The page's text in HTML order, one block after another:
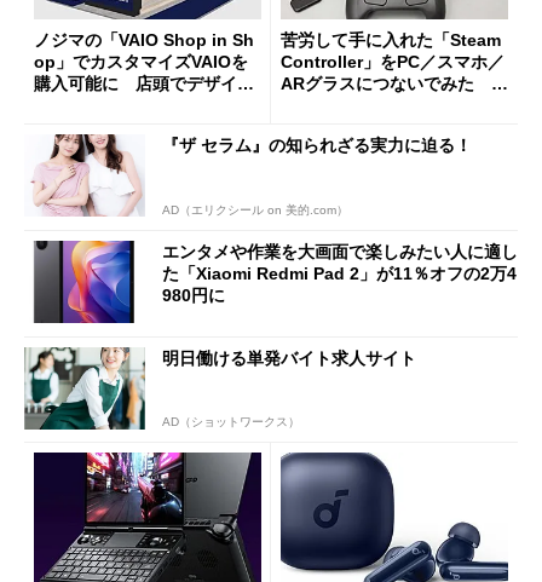
ノジマの「VAIO Shop in Sh
op」でカスタマイズVAIOを
購入可能に 店頭でデザイン
苦労して手に入れた「Steam
Controller」をPC／スマホ／
ARグラスにつないでみた ゲ
『ザ セラム』の知られざる実力に迫る！
AD（エリクシール on 美的.com）
エンタメや作業を大画面で楽しみたい人に適し
た「Xiaomi Redmi Pad 2」が11％オフの2万4
980円に
明日働ける単発バイト求人サイト
AD（ショットワークス）